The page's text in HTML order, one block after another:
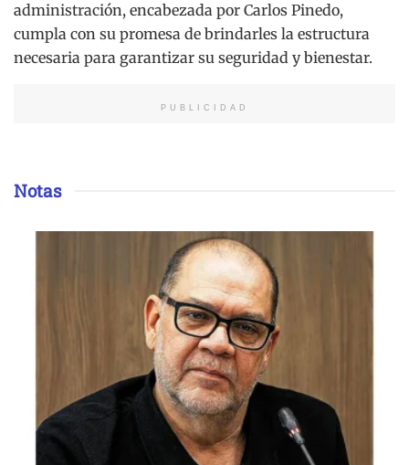
administración, encabezada por Carlos Pinedo,
cumpla con su promesa de brindarles la estructura
necesaria para garantizar su seguridad y bienestar.
PUBLICIDAD
Notas